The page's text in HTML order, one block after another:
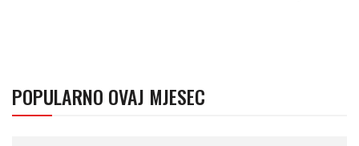
POPULARNO OVAJ MJESEC